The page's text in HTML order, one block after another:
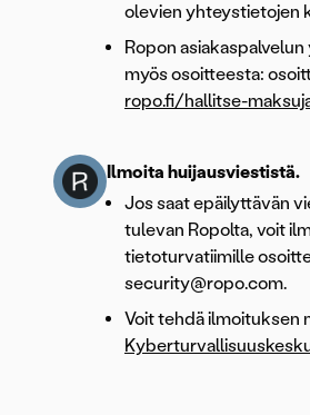
olevien yhteystietojen
Ropon
myös osoitteesta:
ropo.fi/hallitse-
Ilmoita huijausviestistä.
Jos saat epäilyttävän
tulevan Ropolta, voit
tietoturvatiimille
security@ropo.com.
Voit tehdä ilmoituksen